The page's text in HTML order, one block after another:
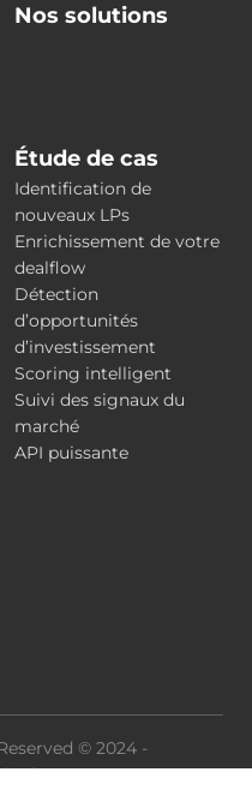
Nos solutions
Étude de cas
Identification de
nouveaux LPs
Enrichissement de votre
dealflow
Détection
d’opportunités
d’investissement
Scoring intelligent
Suivi des signaux du
marché
API puissante
© 2024 -